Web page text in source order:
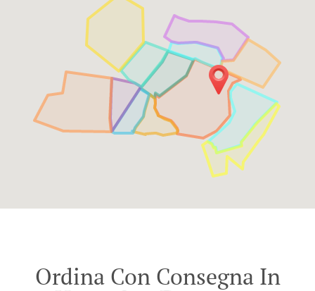
Ordina Con Consegna In